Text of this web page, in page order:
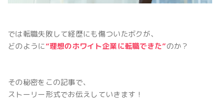
では転職失敗して経歴にも傷ついたボクが、
どのように“理想のホワイト企業に転職できた”のか？
その秘密をこの記事で、
ストーリー形式でお伝えしていきます！